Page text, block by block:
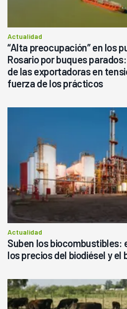
Actualidad
“Alta preocupación” en los
Rosario por buques
de las exportadoras en
fuerza de los prácticos
Actualidad
Suben los biocombustibles:
los precios del biodiésel y el